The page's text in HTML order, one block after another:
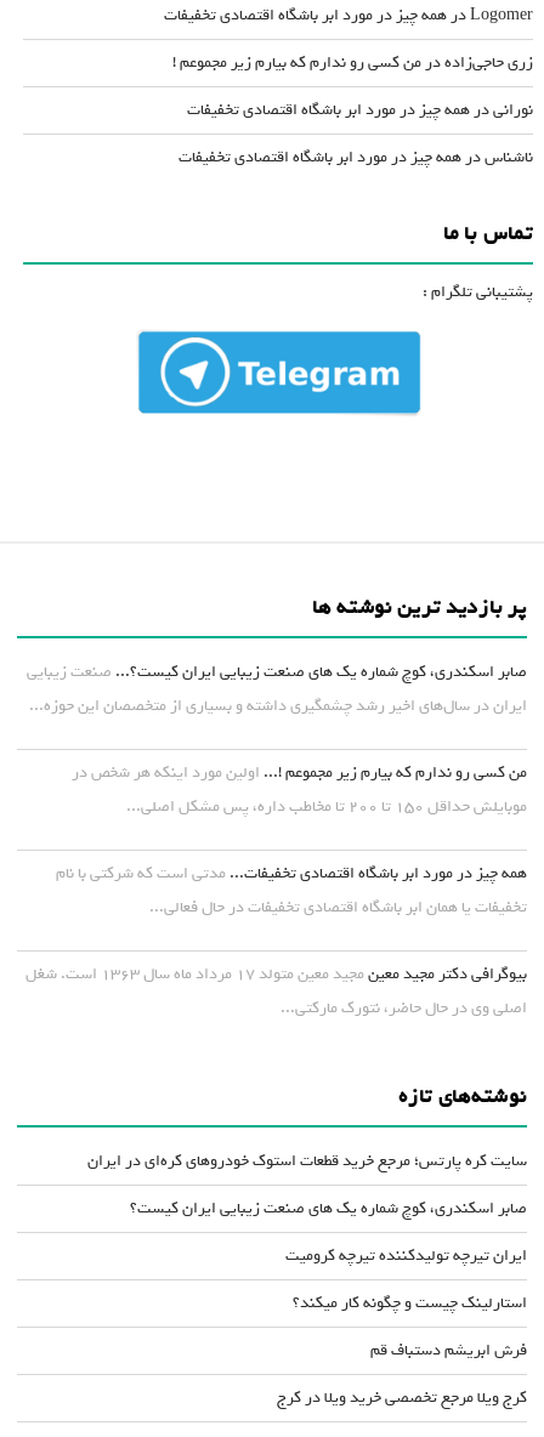
Logomerدرهمه چیز در مورد ابر باشگاه اقتصادی تخفیفات
زری حاجی‌زادهدرمن کسی رو ندارم که بیارم زیر مجموعم !
نورانیدرهمه چیز در مورد ابر باشگاه اقتصادی تخفیفات
ناشناسدرهمه چیز در مورد ابر باشگاه اقتصادی تخفیفات
تماس با ما
پشتیبانی تلگرام :
پر بازدید ترین نوشته ها
صابر اسکندری، کوچ شماره یک های صنعت زیبایی ایران کیست؟... صنعت زیبایی
ایران در سال‌های اخیر رشد چشمگیری داشته و بسیاری از متخصصان این حوزه...
من کسی رو ندارم که بیارم زیر مجموعم !... اولین مورد اینکه هر شخص در
موبایلش حداقل ۱۵۰ تا ۲۰۰ تا مخاطب داره، پس مشکل اصلی...
همه چیز در مورد ابر باشگاه اقتصادی تخفیفات... مدتی است که شرکتی با نام
تخفیفات یا همان ابر باشگاه اقتصادی تخفیفات در حال فعالی...
بیوگرافی دکتر مجید معین
مجید معین متولد ۱۷ مرداد ماه سال ۱۳۶۳ است. شغل
اصلی وی در حال حاضر، نتورک مارکتی...
نوشته‌های تازه
سایت کره پارتس؛ مرجع خرید قطعات استوک خودروهای کره‌ای در ایران
صابر اسکندری، کوچ شماره یک های صنعت زیبایی ایران کیست؟
ایران تیرچه تولیدکننده تیرچه کرومیت
استارلینک چیست و چگونه کار میکند؟
فرش ابریشم دستباف قم
کرج ویلا مرجع تخصصی خرید ویلا در کرج